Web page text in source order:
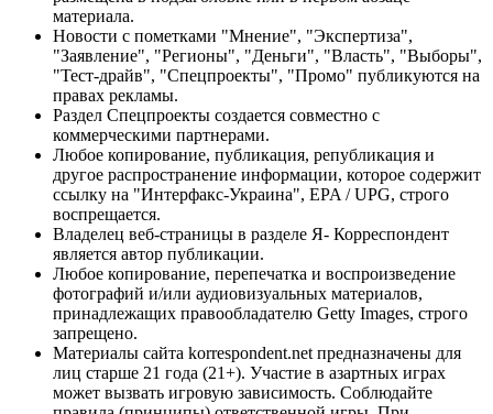
материала.
Новости с пометками "Мнение", "Экспертиза",
"Заявление", "Регионы", "Деньги", "Власть", "Выборы",
"Тест-драйв", "Спецпроекты", "Промо" публикуются на
правах рекламы.
Раздел Спецпроекты создается совместно с
коммерческими партнерами.
Любое копирование, публикация, републикация и
другое распространение информации, которое содержит
ссылку на "Интерфакс-Украина", EPA / UPG, строго
воспрещается.
Владелец веб-страницы в разделе Я- Корреспондент
является автор публикации.
Любое копирование, перепечатка и воспроизведение
фотографий и/или аудиовизуальных материалов,
принадлежащих правообладателю Getty Images, строго
запрещено.
Материалы сайта korrespondent.net предназначены для
лиц старше 21 года (21+). Участие в азартных играх
может вызвать игровую зависимость. Соблюдайте